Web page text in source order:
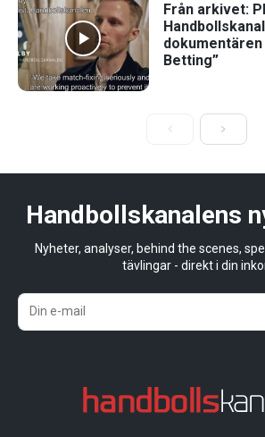
Från arkivet:
dokumentären
Betting”
Handbollskanalens
Nyheter, analyser, behind the scenes,
tävlingar - direkt i din